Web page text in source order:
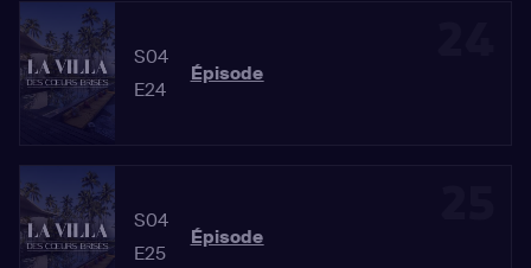
S04
E24
Épisode
S04
E25
Épisode